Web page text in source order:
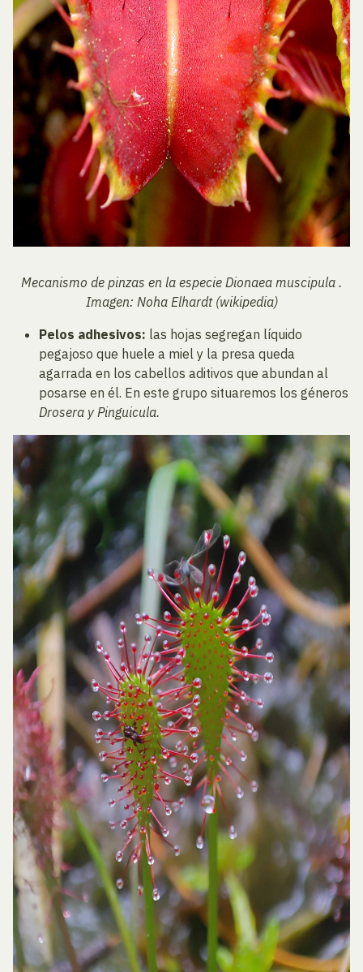
Mecanismo de pinzas en la especie Dionaea muscipula .
Imagen: Noha Elhardt (wikipedia)
Pelos adhesivos: las hojas segregan líquido
pegajoso que huele a miel y la presa queda
agarrada en los cabellos aditivos que abundan al
posarse en él. En este grupo situaremos los géneros
Drosera y Pinguicula.